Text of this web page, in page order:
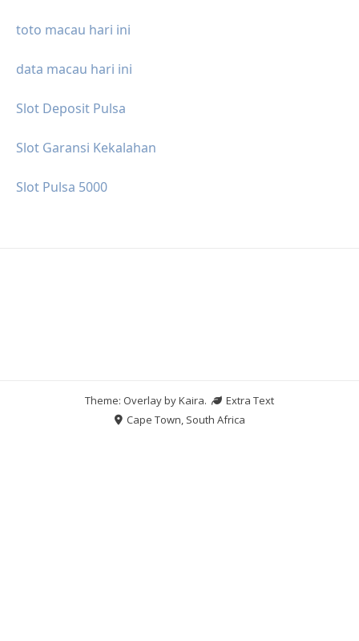
toto macau hari ini
data macau hari ini
Slot Deposit Pulsa
Slot Garansi Kekalahan
Slot Pulsa 5000
Theme: Overlay byKaira.
Extra Text
Cape Town, South Africa